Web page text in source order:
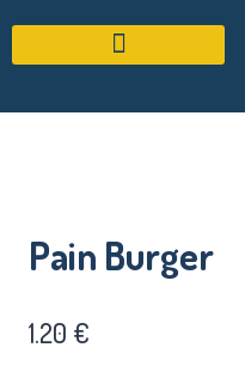
Pain Burger
1.20 €